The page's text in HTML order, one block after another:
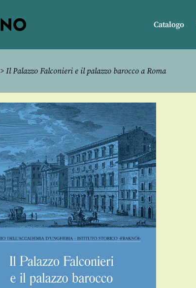
Catalogo
> Il Palazzo Falconieri e il palazzo barocco a Roma
🔍